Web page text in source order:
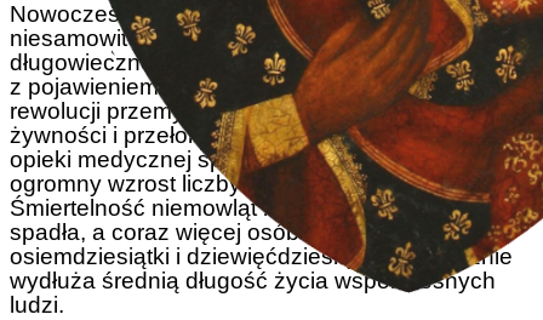
Nowoczesne technologie przyczyniły się do
niesamowitego postępu w zakresie
długowieczności przeciętnego człowieka. Wraz
z pojawieniem się silnika parowego podczas
rewolucji przemysłowej, postępy w transporcie
żywności i przełomowe osiągnięcia w dziedzinie
opieki medycznej spowodowały z czasem
ogromny wzrost liczby ludności na całym świecie.
Śmiertelność niemowląt i dzieci gwałtownie
spadła, a coraz więcej osób dożywa obecnie
osiemdziesiątki i dziewięćdziesiątki, co znacznie
wydłuża średnią długość życia współczesnych
ludzi.